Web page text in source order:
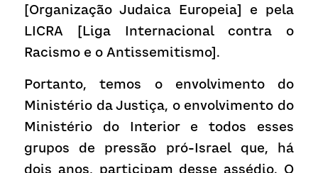
[Organização Judaica Europeia] e pela
LICRA [Liga Internacional contra o
Racismo e o Antissemitismo].
Portanto, temos o envolvimento do
Ministério da Justiça, o envolvimento do
Ministério do Interior e todos esses
grupos de pressão pró-Israel que, há
dois anos, participam desse assédio. O